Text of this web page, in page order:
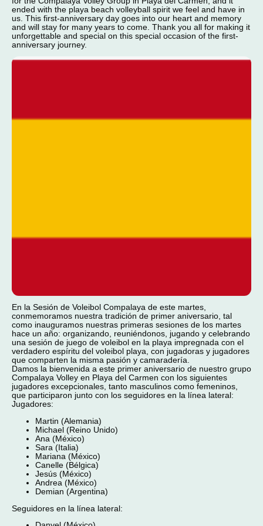
ended with the playa beach volleyball spirit we feel and have in
us. This first-anniversary day goes into our heart and memory
and will stay for many years to come. Thank you all for making it
unforgettable and special on this special occasion of the first-
anniversary journey.
En la Sesión de Voleibol Compalaya de este martes,
conmemoramos nuestra tradición de primer aniversario, tal
como inauguramos nuestras primeras sesiones de los martes
hace un año: organizando, reuniéndonos, jugando y celebrando
una sesión de juego de voleibol en la playa impregnada con el
verdadero espíritu del voleibol playa, con jugadoras y jugadores
que comparten la misma pasión y camaradería.
Damos la bienvenida a este primer aniversario de nuestro grupo
Compalaya Volley en Playa del Carmen con los siguientes
jugadores excepcionales, tanto masculinos como femeninos,
que participaron junto con los seguidores en la línea lateral:
Jugadores:
Martin (Alemania)
Michael (Reino Unido)
Ana (México)
Sara (Italia)
Mariana (México)
Canelle (Bélgica)
Jesús (México)
Andrea (México)
Demian (Argentina)
Seguidores en la línea lateral: